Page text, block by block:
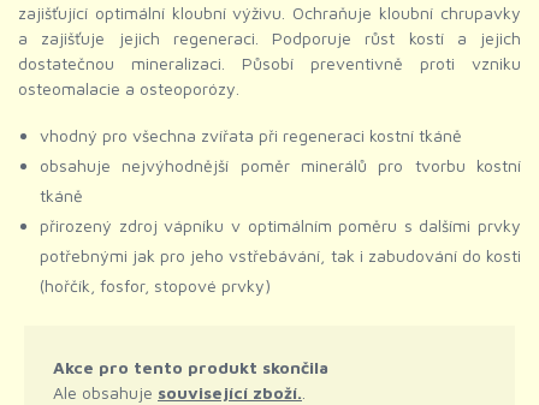
zajišťující optimální kloubní výživu. Ochraňuje kloubní chrupavky
a zajišťuje jejich regeneraci. Podporuje růst kostí a jejich
dostatečnou mineralizaci. Působí preventivně proti vzniku
osteomalacie a osteoporózy.
vhodný pro všechna zvířata při regeneraci kostní tkáně
obsahuje nejvýhodnější poměr minerálů pro tvorbu kostní
tkáně
přirozený zdroj vápníku v optimálním poměru s dalšími prvky
potřebnými jak pro jeho vstřebávání, tak i zabudování do kosti
(hořčík, fosfor, stopové prvky)
Akce pro tento produkt skončila
Ale obsahuje související zboží.